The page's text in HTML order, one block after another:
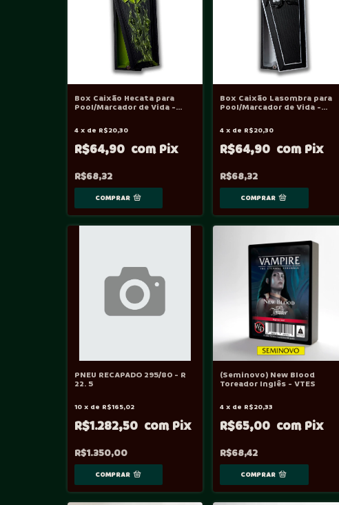
Box Caixão Hecata para
Pool/Marcador de Vida -
R$68,32
R$64,90
4 x de R$20,30
Box Caixão Lasombra para
Pool/Marcador de Vida -
R$68,32
R$64,90
4 x de R$20,30
PNEU RECAPADO 295/80 - R
22. 5
R$1.350,00
R$1.282,50
10 x de R$165,02
(Seminovo) New Blood
Toreador Inglês - VTES
R$68,42
R$65,00
4 x de R$20,33